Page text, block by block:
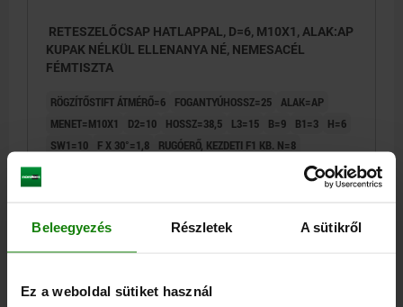
Beleegyezés Részletek A sütikről
Ez a weboldal sütiket használ
RETESZELŐCSAP HATLAPPAL, D=6, M10X1, ALAK:AP
KUPAK NÉLKÜL ELLENANYA NÉ, NEMESACÉL
FÉMTISZTA
RÖGZÍTŐSTIFT ÁTMÉRŐ=6 FOGANTYÚHOSSZ=25 ALAK=AP
MENET=M10X1
D2=10 HOSSZ=38,5 L3=15 B=9 B1=3
H=6
SW1=10
F X 30°=1,8
RUGÓERŐ, KEZDETI F1 KB. N=8
16,40 €
hozzáértve Áfa